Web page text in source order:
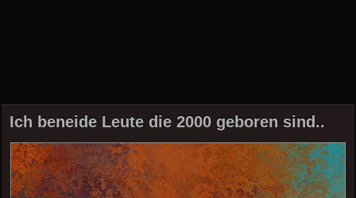
Ich beneide Leute die 2000 geboren sind..